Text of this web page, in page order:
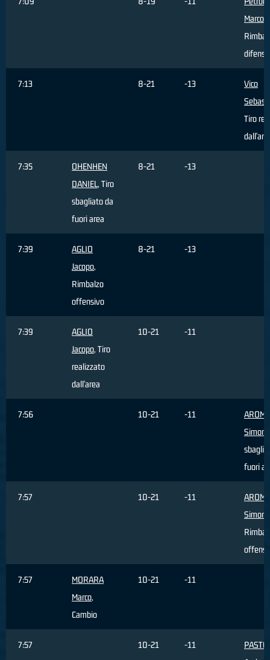
Marco
7:13 8-21 -13
Vico
Tiro
7:35
OHENHEN
DANIEL, Tiro
sbagliato da
fuori area
8-21 -13
7:39
AGLIO
Jacopo,
Rimbalzo
offensivo
8-21 -13
7:39
AGLIO
Jacopo, Tiro
realizzato
dall'area
10-21 -11
7:56 10-21 -11
Simone
fuori
7:57 10-21 -11
Simone
7:57
MORARA
Marco,
Cambio
10-21 -11
7:57 10-21 -11